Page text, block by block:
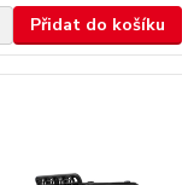
Přidat do košíku